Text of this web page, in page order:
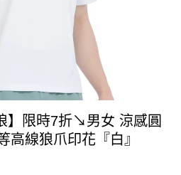
】限時7折↘男女 涼感圓
高線狼爪印花『白』